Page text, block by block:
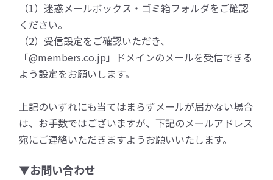
（1）迷惑メールボックス・ゴミ箱フォルダをご確認
ください。
（2）受信設定をご確認いただき、
「@members.co.jp」ドメインのメールを受信できる
よう設定をお願いします。
上記のいずれにも当てはまらずメールが届かない場合
は、お手数ではございますが、下記のメールアドレス
宛にご連絡いただきますようお願いいたします。
▼お問い合わせ